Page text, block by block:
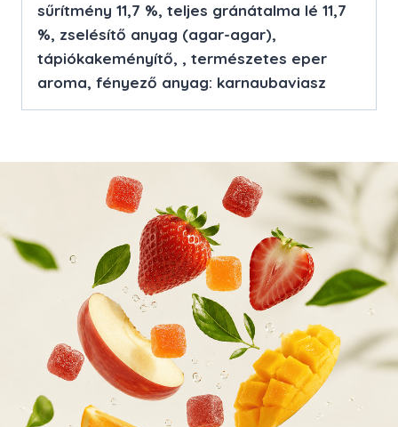
sűrítmény 11,7 %, teljes gránátalma lé 11,7
%, zselésítő anyag (agar-agar),
tápiókakeményítő, , természetes eper
aroma, fényező anyag: karnaubaviasz